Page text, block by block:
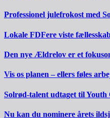
Professionel julefrokost med
Lokale FDFere viste
Den nye Ældrelov er et
Vis os planen – ellers føles
Solrød-talent udtaget til Youth
Nu kan du nominere årets